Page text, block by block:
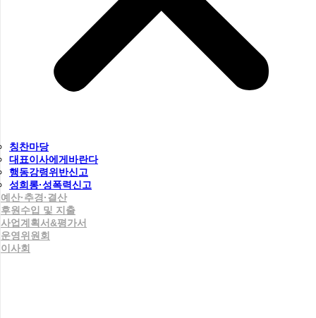
칭찬마당
대표이사에게바란다
행동강령위반신고
성희롱·성폭력신고
예산·추경·결산
후원수입 및 지출
사업계획서&평가서
운영위원회
이사회